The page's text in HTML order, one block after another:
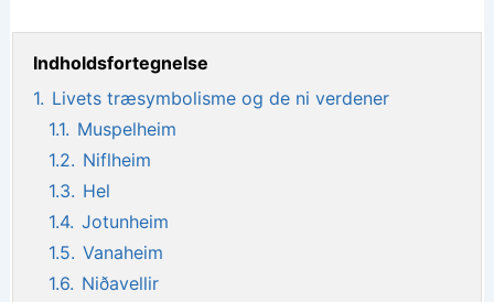
Indholdsfortegnelse
1. Livets træsymbolisme og de ni verdener
1.1. Muspelheim
1.2. Niflheim
1.3. Hel
1.4. Jotunheim
1.5. Vanaheim
1.6. Niðavellir